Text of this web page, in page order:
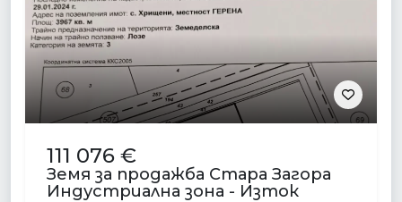
111 076 €
Земя за продажба Стара Загора
Индустриална зона - Изток